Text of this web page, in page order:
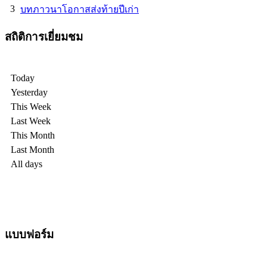
3 บทภาวนาโอกาสส่งท้ายปีเก่า
สถิติการเยี่ยมชม
Today
Yesterday
This Week
Last Week
This Month
Last Month
All days
แบบฟอร์ม